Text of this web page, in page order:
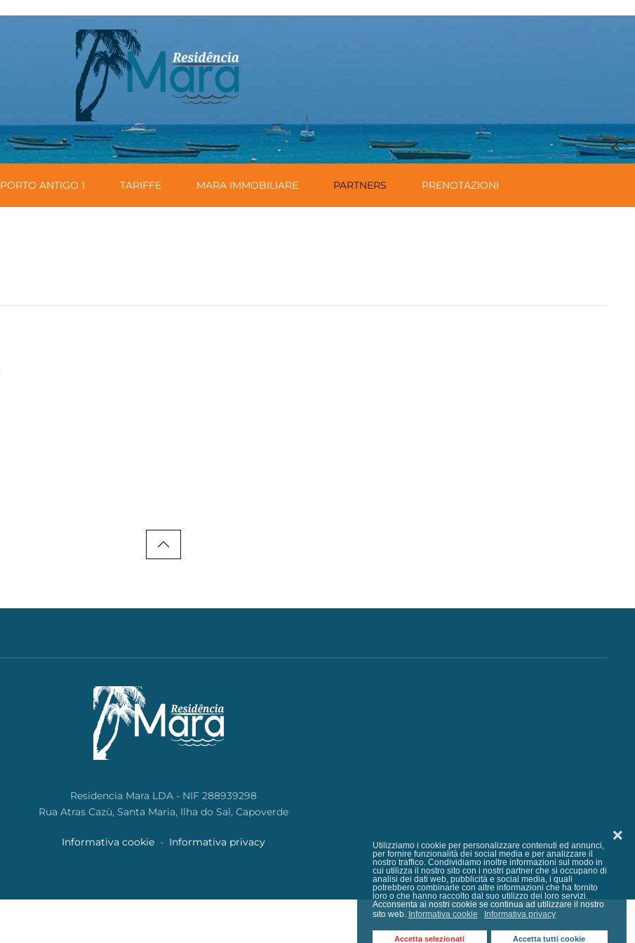
Utilizziamo i cookie per personalizzare contenuti ed annunci,
per fornire funzionalità dei social media e per analizzare il
nostro traffico. Condividiamo inoltre informazioni sul modo in
cui utilizza il nostro sito con i nostri partner che si occupano di
analisi dei dati web, pubblicità e social media, i quali
potrebbero combinarle con altre informazioni che ha fornito
loro o che hanno raccolto dal suo utilizzo dei loro servizi.
Acconsenta ai nostri cookie se continua ad utilizzare il nostro
sito web. Informativa cookie Informativa privacy
Accetta selezionati Accetta tutti cookie
❌
PORTO ANTIGO 1 TARIFFE MARA IMMOBILIARE PARTNERS PRENOTAZIONI
Residencia Mara LDA - NIF 288939298
Rua Atras Cazù, Santa Maria, Ilha do Sal, Capoverde
Informativa cookie - Informativa privacy